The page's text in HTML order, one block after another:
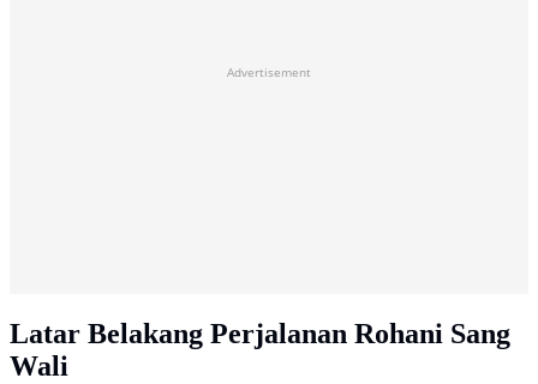
Advertisement
Latar Belakang Perjalanan Rohani Sang
Wali